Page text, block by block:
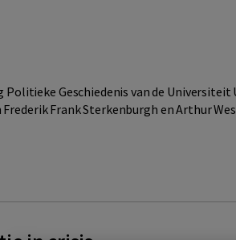
Politieke Geschiedenis van de
Frank Sterkenburgh en Arthur